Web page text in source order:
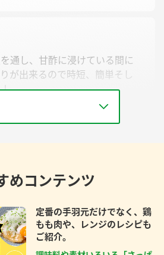
通し、甘酢に浸けている間に
が出来るので時短、簡単そし
めコンテンツ
定番の手羽元だけでなく、鶏
もも肉や、レンジのレシピも
ご紹介。